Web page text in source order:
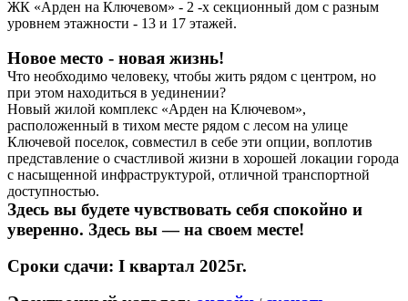
ЖК «Арден на Ключевом» - 2 -х секционный дом с разным
уровнем этажности - 13 и 17 этажей.
Новое место - новая жизнь!
Что необходимо человеку, чтобы жить рядом с центром, но
при этом находиться в уединении?
Новый жилой комплекс «Арден на Ключевом»,
расположенный в тихом месте рядом с лесом на улице
Ключевой поселок, совместил в себе эти опции, воплотив
представление о счастливой жизни в хорошей локации города
с насыщенной инфраструктурой, отличной транспортной
доступностью.
Здесь вы будете чувствовать себя спокойно и
уверенно. Здесь вы — на своем месте!
Сроки сдачи: I квартал 2025г.